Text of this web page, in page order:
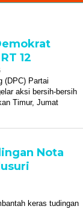
12
Oleh
Redaksi
(DPC) Partai
aksi bersih-bersih
Timur, Jumat
Nota
keras tudingan